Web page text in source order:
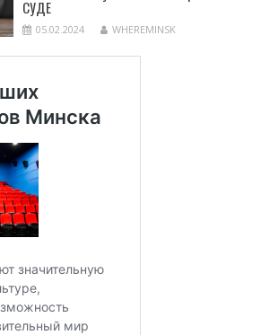
СУДЕ
05.02.2024 WHEREMINSK